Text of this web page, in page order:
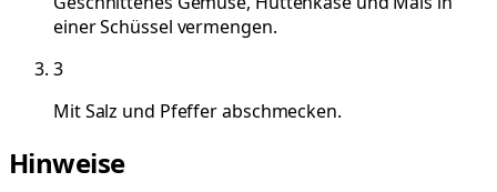
einer Schüssel vermengen.
3
Mit Salz und Pfeffer abschmecken.
Hinweise